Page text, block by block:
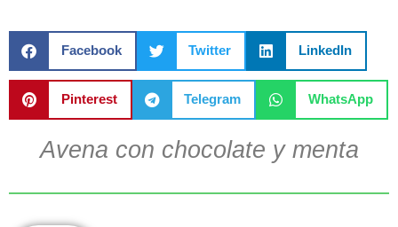
Facebook Twitter LinkedIn
Pinterest Telegram WhatsApp
Avena con chocolate y menta